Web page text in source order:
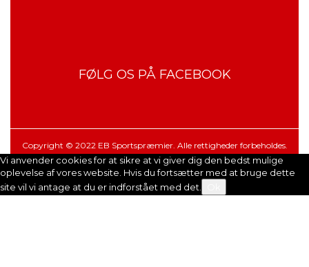
FØLG OS PÅ FACEBOOK
Copyright © 2022 EB Sportspræmier. Alle rettigheder forbeholdes.
Vi anvender cookies for at sikre at vi giver dig den bedst mulige
oplevelse af vores website. Hvis du fortsætter med at bruge dette
site vil vi antage at du er indforstået med det.